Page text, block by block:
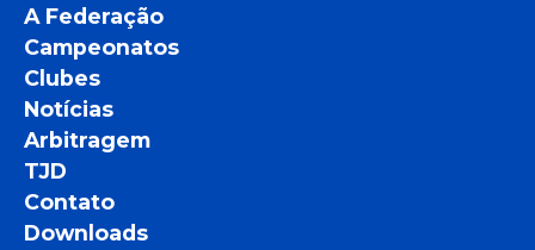
A Federação
Campeonatos
Clubes
Notícias
Arbitragem
TJD
Contato
Downloads